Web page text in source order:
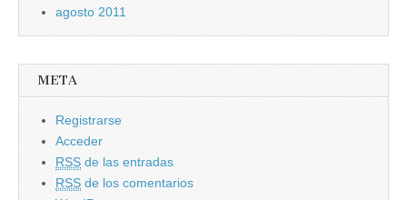
agosto 2011
META
Registrarse
Acceder
RSS de las entradas
RSS de los comentarios